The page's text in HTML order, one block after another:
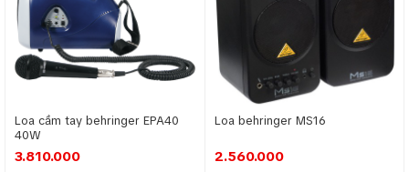
Loa cầm tay behringer EPA40
40W
3.810.000
Loa behringer MS16
2.560.000